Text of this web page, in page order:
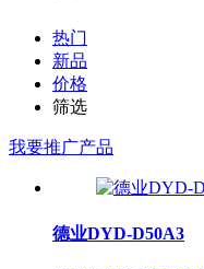
热门
新品
价格
筛选
我要推广产品
德业DYD-D50A3